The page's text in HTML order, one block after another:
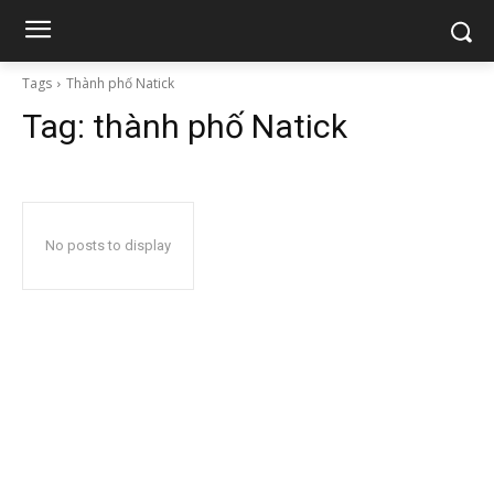
Tags Thành phố Natick
Tag: thành phố Natick
No posts to display